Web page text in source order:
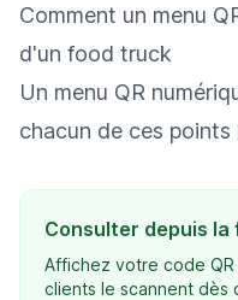
Comment un menu
d'un food truck
Un menu QR
chacun de ces points
Consulter depuis la
Affichez votre code QR
clients le scannent dès